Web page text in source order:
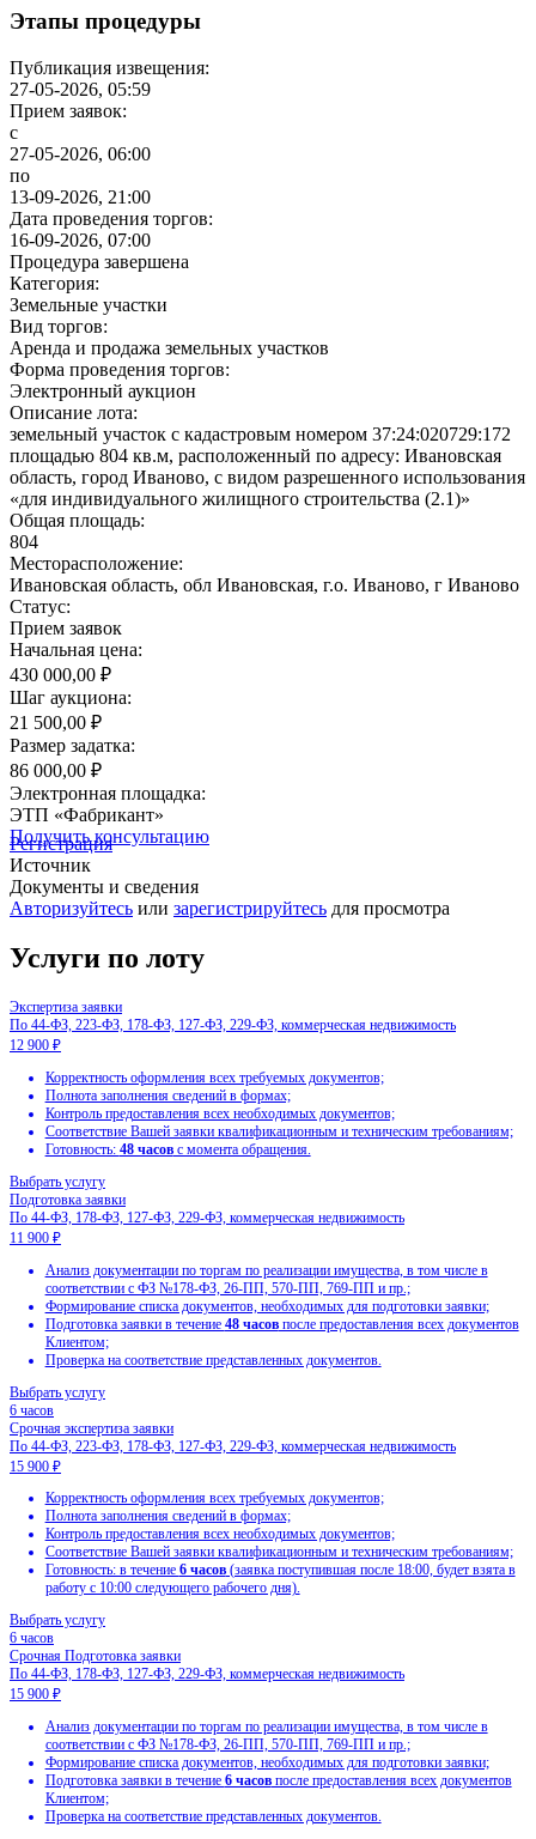
Этапы процедуры
Публикация извещения:
27-05-2026, 05:59
Прием заявок:
с
27-05-2026, 06:00
по
13-09-2026, 21:00
Дата проведения торгов:
16-09-2026, 07:00
Процедура завершена
Категория:
Земельные участки
Вид торгов:
Аренда и продажа земельных участков
Форма проведения торгов:
Электронный аукцион
Описание лота:
земельный участок с кадастровым номером 37:24:020729:172
площадью 804 кв.м, расположенный по адресу: Ивановская
область, город Иваново, с видом разрешенного использования
«для индивидуального жилищного строительства (2.1)»
Общая площадь:
804
Месторасположение:
Ивановская область, обл Ивановская, г.о. Иваново, г Иваново
Статус:
Прием заявок
Начальная цена:
430 000,00 ₽
Шаг аукциона:
21 500,00 ₽
Размер задатка:
86 000,00 ₽
Электронная площадка:
ЭТП «Фабрикант»
Получить консультацию
Регистрация
Источник
Документы и сведения
Авторизуйтесь или зарегистрируйтесь для просмотра
Услуги по лоту